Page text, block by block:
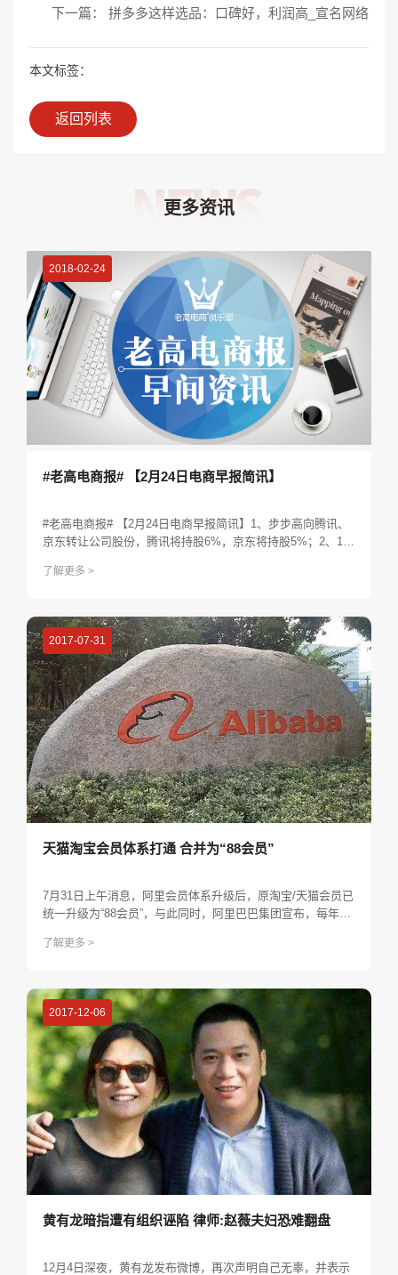
下一篇： 拼多多这样选品：口碑好，利润高_宣名网络
本文标签：
返回列表
更多资讯
2018-02-24
#老高电商报# 【2月24日电商早报简讯】
​#老高电商报# 【2月24日电商早报简讯】1、步步高向腾讯、
京东转让公司股份，腾讯将持股6%，京东将持股5%；2、1小
费增近20倍 90后贡献7成；4、京东自主研发的无人智慧配送
了解更多 >
2017-07-31
天猫淘宝会员体系打通 合并为“88会员”
7月31日上午消息，阿里会员体系升级后，原淘宝/天猫会员已
统一升级为“88会员”，与此同时，阿里巴巴集团宣布，每年8
的全面打通。
了解更多 >
2017-12-06
黄有龙暗指遭有组织诬陷 律师:赵薇夫妇恐难翻盘
12月4日深夜，黄有龙发布微博，再次声明自己无辜，并表示